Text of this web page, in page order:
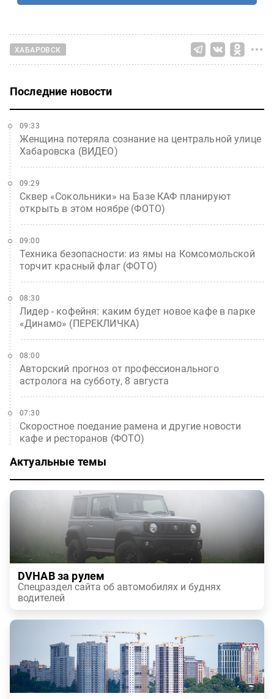
ХАБАРОВСК
Последние новости
Женщина потеряла сознание на центральной улице
Хабаровска (ВИДЕО)
09:33
Сквер «Сокольники» на Базе КАФ планируют
открыть в этом ноябре (ФОТО)
09:29
Техника безопасности: из ямы на Комсомольской
торчит красный флаг (ФОТО)
09:00
Лидер - кофейня: каким будет новое кафе в парке
«Динамо» (ПЕРЕКЛИЧКА)
08:30
Авторский прогноз от профессионального
астролога на субботу, 8 августа
08:00
Скоростное поедание рамена и другие новости
кафе и ресторанов (ФОТО)
07:30
Актуальные темы
DVHAB за рулем
Спецраздел сайта об автомобилях и буднях
водителей